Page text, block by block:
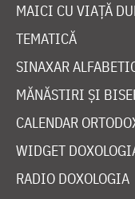
MAICI CU VIAȚĂ
TEMATICĂ
SINAXAR
MĂNĂSTIRI ȘI
CALENDAR
WIDGET
RADIO DOXOLOGIA